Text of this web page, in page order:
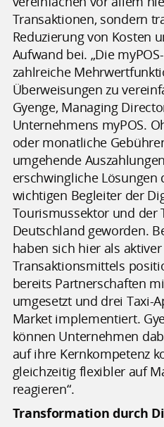
Transaktionen, sondern
Reduzierung von Kosten
Aufwand bei. „Die
zahlreiche
Überweisungen zu
Gyenge, Managing
Unternehmens myPOS.
oder monatliche
umgehende
erschwingliche
wichtigen Begleiter der
Tourismussektor und der
Deutschland geworden.
haben sich hier als
Transaktionsmittels
bereits Partnerschaften
umgesetzt und drei Taxi-
Market implementiert.
können Unternehmen
auf ihre Kernkompetenz
gleichzeitig flexibler auf
reagieren“.
Transformation durch